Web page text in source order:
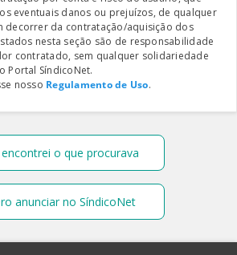
eventuais danos ou prejuízos, de qualquer
decorrer da contratação/aquisição dos
nesta seção são de responsabilidade
contratado, sem qualquer solidariedade
Portal SíndicoNet.
nosso Regulamento de Uso.
o que procurava
anunciar no SíndicoNet